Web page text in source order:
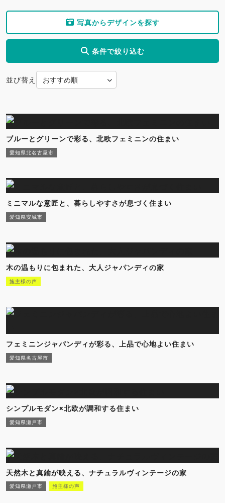
写真からデザインを探す
条件で絞り込む
並び替え
ブルーとグリーンで彩る、北欧フェミニンの住まい
愛知県北名古屋市
ミニマルな意匠と、暮らしやすさが息づく住まい
愛知県安城市
木の温もりに包まれた、大人ジャパンディの家
施主様の声
フェミニンジャパンディが彩る、上品で心地よい住まい
愛知県名古屋市
シンプルモダン×北欧が調和する住まい
愛知県瀬戸市
天然木と真鍮が映える、ナチュラルヴィンテージの家
愛知県瀬戸市 施主様の声